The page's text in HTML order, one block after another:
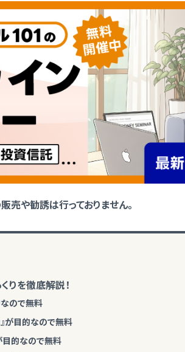
売や勧誘は行っておりません。
りを徹底解説！
なので無料
が目的なので無料
目的なので無料